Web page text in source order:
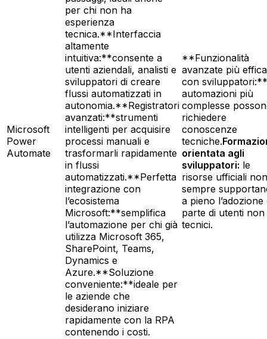
Microsoft
Power
Automate
per chi non ha
esperienza
tecnica.**Interfaccia
altamente
intuitiva:**consente a
utenti aziendali, analisti e
sviluppatori di creare
flussi automatizzati in
autonomia.**Registratori
avanzati:**strumenti
intelligenti per acquisire
processi manuali e
trasformarli rapidamente
in flussi
automatizzati.**Perfetta
integrazione con
l’ecosistema
Microsoft:**semplifica
l’automazione per chi già
utilizza Microsoft 365,
SharePoint, Teams,
Dynamics e
Azure.**Soluzione
conveniente:**ideale per
le aziende che
desiderano iniziare
rapidamente con la RPA
contenendo i costi.
**Funzionalità
avanzate più
con
automazioni più
complesse
richiedere
conoscenze
tecniche.
orientata agli
sviluppatori: le
risorse ufficiali non
sempre
a pieno l’adozione
parte di utenti non
tecnici.